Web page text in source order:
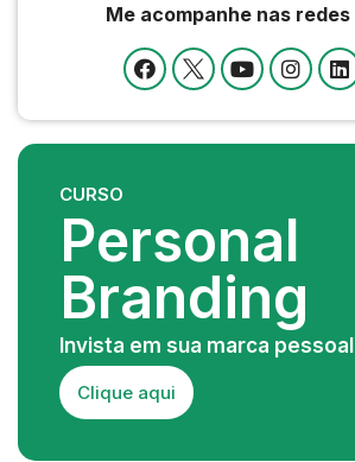
Me acompanhe nas
CURSO
Personal
Branding
Invista em sua marca pessoal
Clique aqui